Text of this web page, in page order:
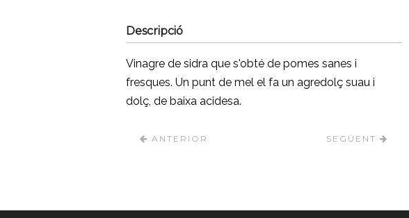
Descripció
Vinagre de sidra que s'obté de pomes sanes i
fresques. Un punt de mel el fa un agredolç suau i
dolç, de baixa acidesa.
ANTERIOR SEGÜENT